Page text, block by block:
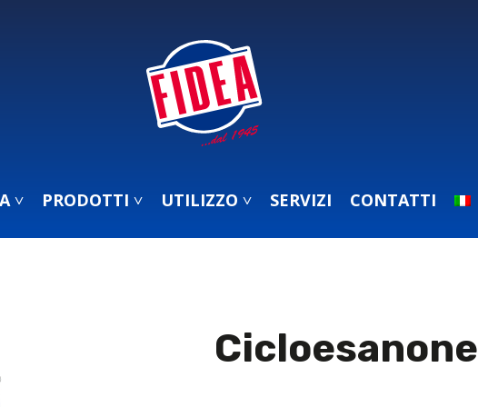
˅ PRODOTTI ˅ UTILIZZO ˅ SERVIZI CONTATTI
Cicloesanone